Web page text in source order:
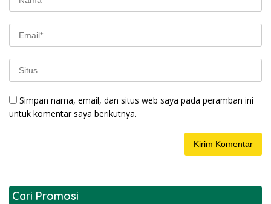
Simpan nama, email, dan situs web saya pada peramban ini
untuk komentar saya berikutnya.
Cari Promosi